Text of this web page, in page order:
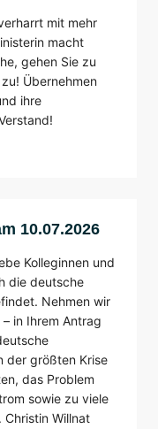
mit mehr
macht
gehen Sie zu
Übernehmen
ihre
10.07.2026
Kolleginnen und
die deutsche
Nehmen wir
in Ihrem Antrag
der größten Krise
das Problem
sowie zu viele
Christin Willnat